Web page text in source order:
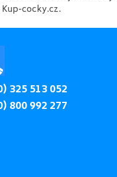
cocky.cz.
325 513 052
800 992 277